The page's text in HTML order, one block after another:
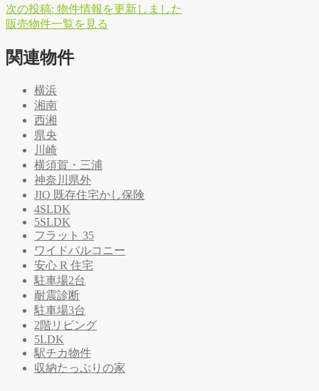
次の投稿: 物件情報を更新しました
販売物件一覧を 見る
関連物件
横浜
湘南
西湘
県央
川崎
横須賀・三浦
神奈川県外
JIO 既存住宅かし保険
4SLDK
5SLDK
フラット 35
ワイドバルコニー
安心 R 住宅
駐車場2台
耐震診断
駐車場3台
2階リビング
5LDK
駅チカ物件
収納たっぷりの家